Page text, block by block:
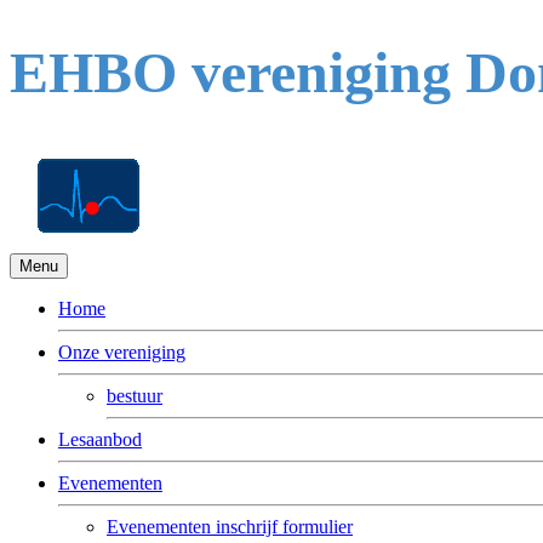
EHBO vereniging
Menu
Home
Onze vereniging
bestuur
Lesaanbod
Evenementen
Evenementen inschrijf formulier